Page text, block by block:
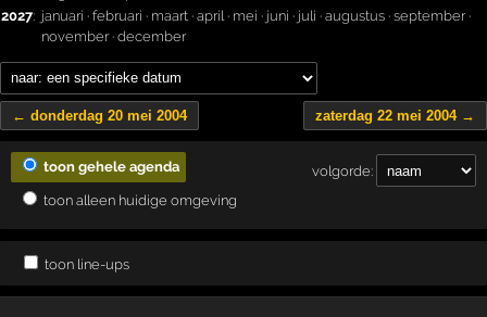
2027: januari · februari · maart · april· mei · juni · juli · augustus · september·
november· december
← donderdag 20 mei 2004 zaterdag 22 mei 2004 →
volgorde:
toon gehele agenda
toon alleen huidige omgeving
toon line-ups